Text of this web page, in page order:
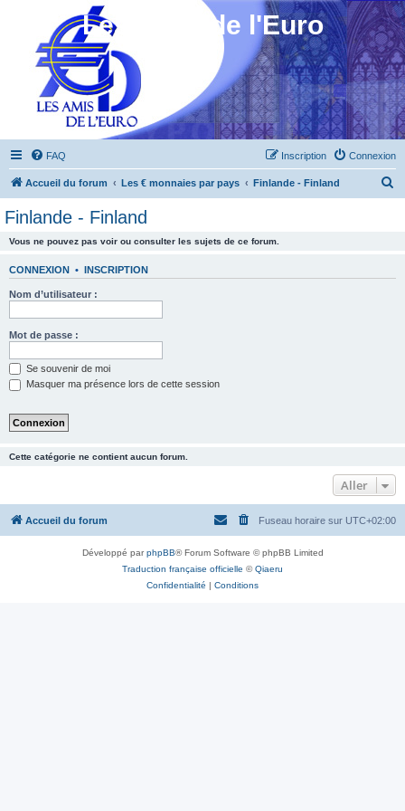
Les Amis de l'Euro
FAQ Connexion
Inscription
Accueil du forum Les € monnaies par pays Finlande - Finland
Finlande - Finland
Vous ne pouvez pas voir ou consulter les sujets de ce forum.
CONNEXION • INSCRIPTION
Nom d’utilisateur :
Mot de passe :
Se souvenir de moi
Masquer ma présence lors de cette session
Cette catégorie ne contient aucun forum.
Aller
Accueil du forum Fuseau horaire sur UTC+02:00
Développé parphpBB® Forum Software © phpBB Limited
Traduction française officielle ©Qiaeru
Confidentialité | Conditions